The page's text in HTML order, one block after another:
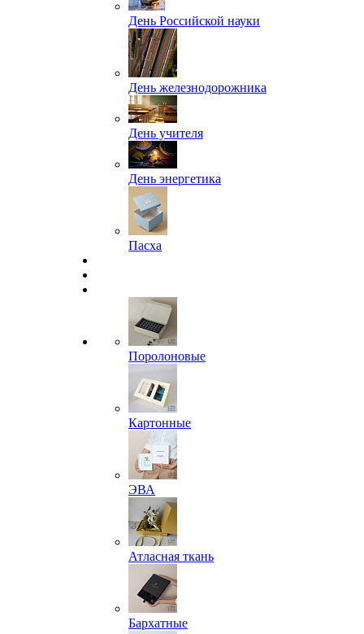
День Российской науки
День железнодорожника
День учителя
День энергетика
Пасха
Поролоновые
Картонные
ЭВА
Атласная ткань
Бархатные